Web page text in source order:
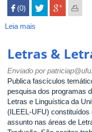
 (0)
Leia mais
Letras &
Enviado por
Publica fascículos
pesquisa dos programas
Letras e Linguística da
(ILEEL-UFU)
assunto nas áreas de